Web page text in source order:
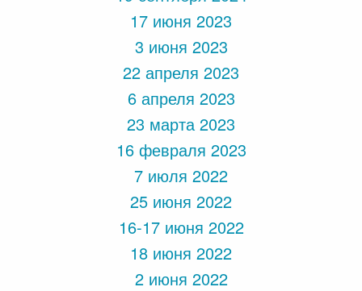
17 июня 2023
3 июня 2023
22 апреля 2023
6 апреля 2023
23 марта 2023
16 февраля 2023
7 июля 2022
25 июня 2022
16-17 июня 2022
18 июня 2022
2 июня 2022